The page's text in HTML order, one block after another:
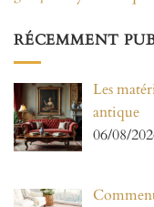
RÉCEMMENT
Les
antique
06/08/